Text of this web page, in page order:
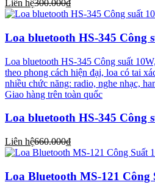
Liên hệ300.000₫
Loa bluetooth HS-345 Công
Loa bluetooth HS-345 Công suất
theo phong cách hiện đại, loa có tai
nhiều chức năng: radio, nghe nhạc,
Giao hàng trên toàn quốc
Loa bluetooth HS-345 Công
Liên hệ660.000₫
Loa Bluetooth MS-121 Công